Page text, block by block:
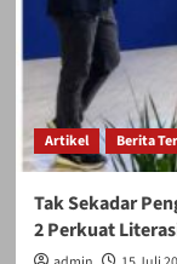
Artikel Berita
Tak Sekadar
2 Perkuat